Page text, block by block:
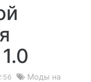
Моды на